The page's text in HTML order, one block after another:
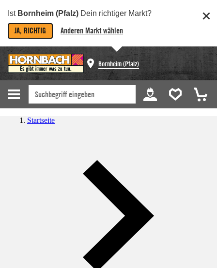
Ist Bornheim (Pfalz) Dein richtiger Markt?
JA, RICHTIG Anderen Markt wählen
Bornheim (Pfalz)
Startseite